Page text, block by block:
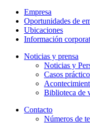
Empresa
Oportunidades de
Ubicaciones
Información
Noticias y prensa
Noticias y
Casos
Biblioteca de
Contacto
Números de